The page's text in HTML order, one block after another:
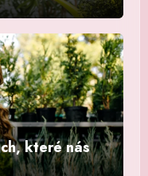
které nás